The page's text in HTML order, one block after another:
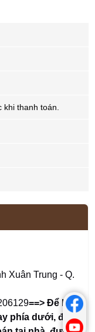
thanh toán.
Xuân Trung - Q.
==> Để lại
phía dưới,để